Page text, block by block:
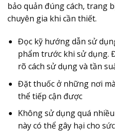
bảo quản đúng cách, trang
chuyên gia khi cần thiết.
Đọc kỹ hướng dẫn sử
phẩm trước khi sử dụng.
rõ cách sử dụng và tần
Đặt thuốc ở những nơi
thể tiếp cận được
Không sử dụng quá
này có thể gây hại cho